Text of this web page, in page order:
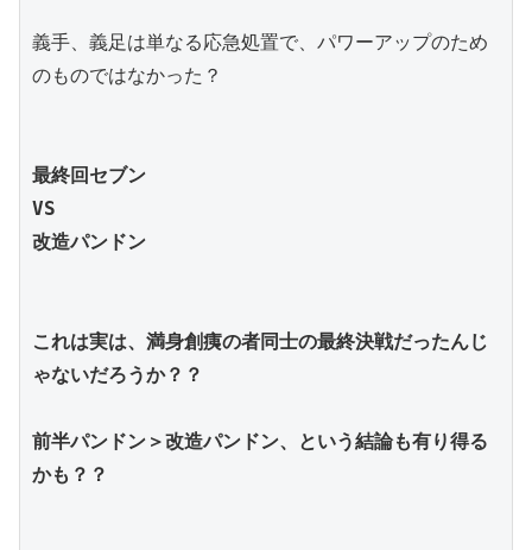
義手、義足は単なる応急処置で、パワーアップのため
のものではなかった？
最終回セブン
VS
改造パンドン
これは実は、満身創痍の者同士の最終決戦だったんじ
ゃないだろうか？？
前半パンドン＞改造パンドン、という結論も有り得る
かも？？